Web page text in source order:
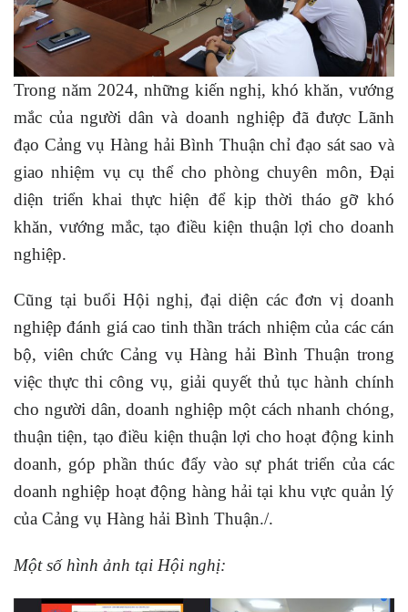
Trong năm 2024, những kiến nghị, khó khăn, vướng
mắc của người dân và doanh nghiệp đã được Lãnh
đạo Cảng vụ Hàng hải Bình Thuận chỉ đạo sát sao và
giao nhiệm vụ cụ thể cho phòng chuyên môn, Đại
diện triển khai thực hiện để kịp thời tháo gỡ khó
khăn, vướng mắc, tạo điều kiện thuận lợi cho doanh
nghiệp.
Cũng tại buổi Hội nghị, đại diện các đơn vị doanh
nghiệp đánh giá cao tinh thần trách nhiệm của các cán
bộ, viên chức Cảng vụ Hàng hải Bình Thuận trong
việc thực thi công vụ, giải quyết thủ tục hành chính
cho người dân, doanh nghiệp một cách nhanh chóng,
thuận tiện, tạo điều kiện thuận lợi cho hoạt động kinh
doanh, góp phần thúc đẩy vào sự phát triển của các
doanh nghiệp hoạt động hàng hải tại khu vực quản lý
của Cảng vụ Hàng hải Bình Thuận./.
Một số hình ảnh tại Hội nghị: